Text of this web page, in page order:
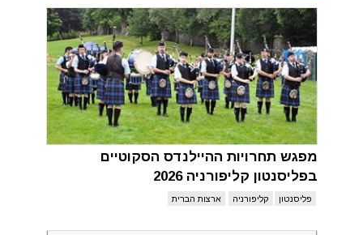
מפגש תחרויות ההיילנדס הסקוטיים
בפליסנטון קליפורניה 2026
פליסנטון קליפורניה ארצות הברית